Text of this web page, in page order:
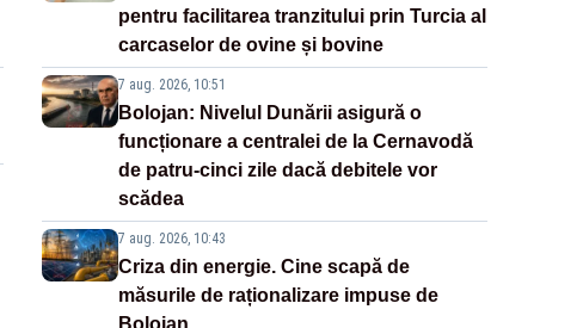
pentru facilitarea tranzitului prin Turcia al
carcaselor de ovine și bovine
7 aug. 2026, 10:51
Bolojan: Nivelul Dunării asigură o
funcționare a centralei de la Cernavodă
de patru-cinci zile dacă debitele vor
scădea
7 aug. 2026, 10:43
Criza din energie. Cine scapă de
măsurile de raționalizare impuse de